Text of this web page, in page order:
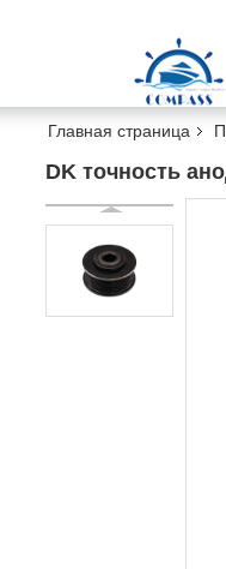
Главная страница
DK точность